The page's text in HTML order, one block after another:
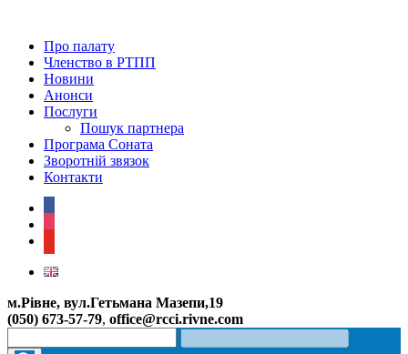
Про палату
Членство в РТПП
Новини
Анонси
Послуги
Пошук партнера
Програма Соната
Зворотній звязок
Контакти
м.Рівне, вул.Гетьмана Мазепи,19
(050) 673-57-79, office@rcci.rivne.com